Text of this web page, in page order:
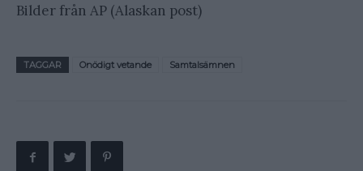
Bilder från AP (Alaskan post)
TAGGAR Onödigt vetande Samtalsämnen